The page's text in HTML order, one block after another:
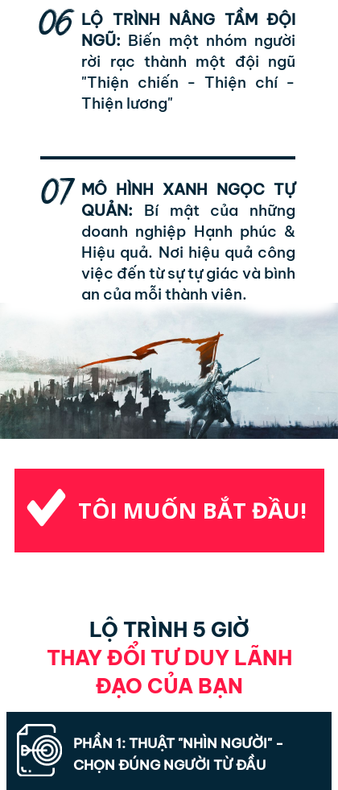
06 LỘ TRÌNH NÂNG TẦM ĐỘI
NGŨ: Biến một nhóm người
rời rạc thành một đội ngũ
"Thiện chiến - Thiện chí -
Thiện lương"
07 MÔ HÌNH XANH NGỌC TỰ
QUẢN: Bí mật của những
doanh nghiệp Hạnh phúc &
Hiệu quả. Nơi hiệu quả công
việc đến từ sự tự giác và bình
an của mỗi thành viên.
TÔI MUỐN BẮT ĐẦU!
LỘ TRÌNH 5 GIỜ
THAY ĐỔI TƯ DUY LÃNH
ĐẠO CỦA BẠN
PHẦN 1: THUẬT "NHÌN NGƯỜI" -
CHỌN ĐÚNG NGƯỜI TỪ ĐẦU